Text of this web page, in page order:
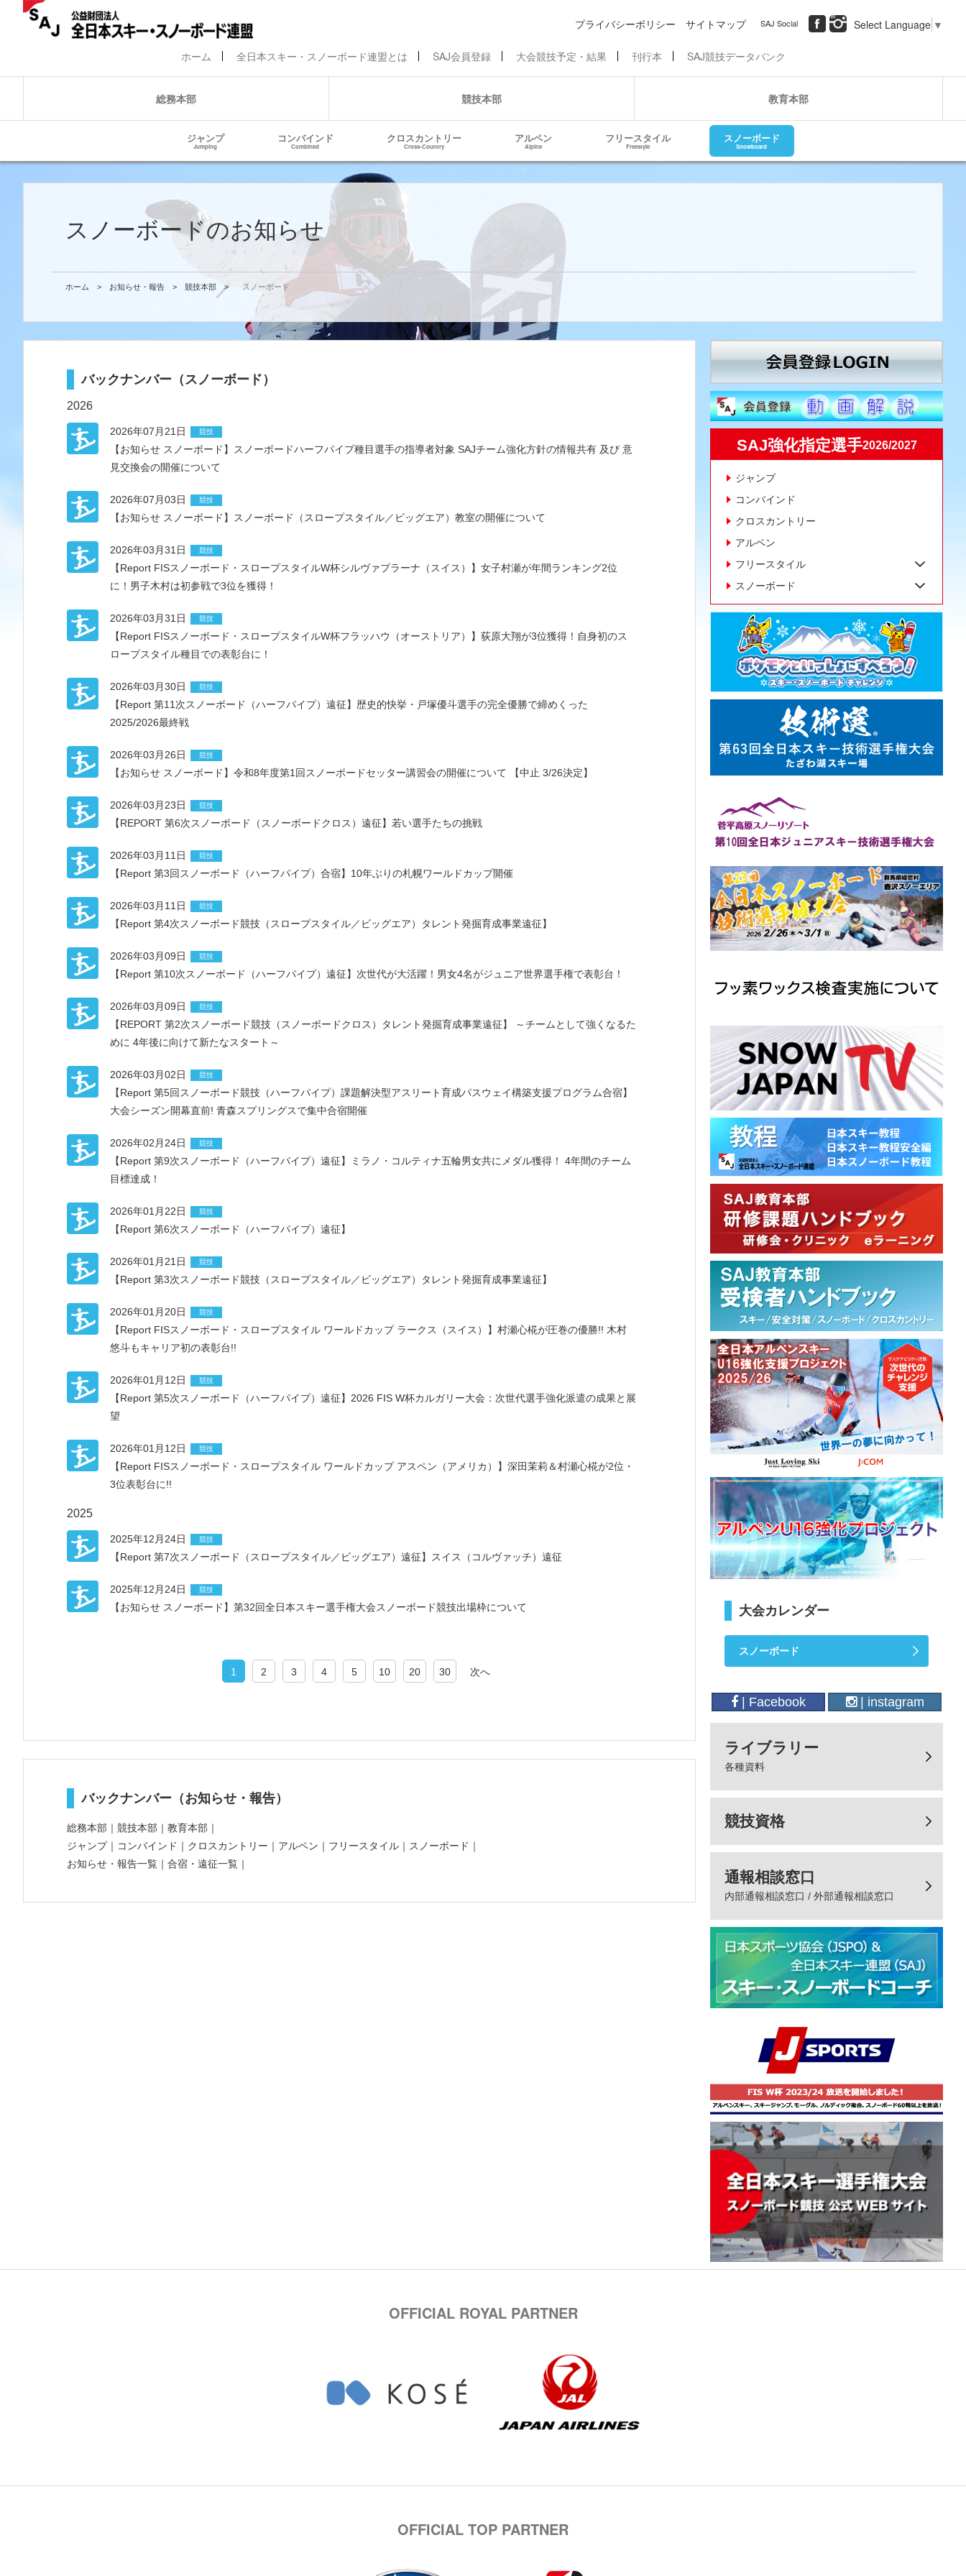
プライバシーポリシー サイトマップ SAJ Social Select Language ▼
ホーム 全日本スキー・スノーボード連盟とは SAJ会員登録 大会競技予定・結果 刊行本 SAJ競技データバンク
総務本部 競技本部 教育本部
ジャンプ
Jumping
コンバインド
Combined
クロスカントリー
Cross-Country
アルペン
Alpine
フリースタイル
Freestyle
スノーボード
Snowboard
スノーボードのお知らせ
ホーム > お知らせ・報告 > 競技本部 > スノーボード
バックナンバー（スノーボード）
2026
2026年07月21日 競技
【お知らせ スノーボード】スノーボードハーフパイプ種目選手の指導者対象 SAJチーム強化方針の情報共有 及び 意
見交換会の開催について
2026年07月03日 競技
【お知らせ スノーボード】スノーボード（スロープスタイル／ビッグエア）教室の開催について
2026年03月31日 競技
【Report FISスノーボード・スロープスタイルW杯シルヴァプラーナ（スイス）】女子村瀬が年間ランキング2位
に！男子木村は初参戦で3位を獲得！
2026年03月31日 競技
【Report FISスノーボード・スロープスタイルW杯フラッハウ（オーストリア）】荻原大翔が3位獲得！自身初のス
ロープスタイル種目での表彰台に！
2026年03月30日 競技
【Report 第11次スノーボード（ハーフパイプ）遠征】歴史的快挙・戸塚優斗選手の完全優勝で締めくった
2025/2026最終戦
2026年03月26日 競技
【お知らせ スノーボード】令和8年度第1回スノーボードセッター講習会の開催について 【中止 3/26決定】
2026年03月23日 競技
【REPORT 第6次スノーボード（スノーボードクロス）遠征】若い選手たちの挑戦
2026年03月11日 競技
【Report 第3回スノーボード（ハーフパイプ）合宿】10年ぶりの札幌ワールドカップ開催
2026年03月11日 競技
【Report 第4次スノーボード競技（スロープスタイル／ビッグエア）タレント発掘育成事業遠征】
2026年03月09日 競技
【Report 第10次スノーボード（ハーフパイプ）遠征】次世代が大活躍！男女4名がジュニア世界選手権で表彰台！
2026年03月09日 競技
【REPORT 第2次スノーボード競技（スノーボードクロス）タレント発掘育成事業遠征】 ～チームとして強くなるた
めに 4年後に向けて新たなスタート～
2026年03月02日 競技
【Report 第5回スノーボード競技（ハーフパイプ）課題解決型アスリート育成パスウェイ構築支援プログラム合宿】
大会シーズン開幕直前! 青森スプリングスで集中合宿開催
2026年02月24日 競技
【Report 第9次スノーボード（ハーフパイプ）遠征】ミラノ・コルティナ五輪男女共にメダル獲得！ 4年間のチーム
目標達成！
2026年01月22日 競技
【Report 第6次スノーボード（ハーフパイプ）遠征】
2026年01月21日 競技
【Report 第3次スノーボード競技（スロープスタイル／ビッグエア）タレント発掘育成事業遠征】
2026年01月20日 競技
【Report FISスノーボード・スロープスタイル ワールドカップ ラークス（スイス）】村瀬心椛が圧巻の優勝!! 木村
悠斗もキャリア初の表彰台!!
2026年01月12日 競技
【Report 第5次スノーボード（ハーフパイプ）遠征】2026 FIS W杯カルガリー大会：次世代選手強化派遣の成果と展
望
2026年01月12日 競技
【Report FISスノーボード・スロープスタイル ワールドカップ アスペン（アメリカ）】深田茉莉＆村瀬心椛が2位・
3位表彰台に!!
2025
2025年12月24日 競技
【Report 第7次スノーボード（スロープスタイル／ビッグエア）遠征】スイス（コルヴァッチ）遠征
2025年12月24日 競技
【お知らせ スノーボード】第32回全日本スキー選手権大会スノーボード競技出場枠について
1 2 3 4 5 10 20 30 次へ
バックナンバー（お知らせ・報告）
総務本部 ｜ 競技本部 ｜ 教育本部 ｜
ジャンプ｜ コンバインド ｜ クロスカントリー ｜ アルペン ｜ フリースタイル ｜ スノーボード ｜
お知らせ・報告一覧 ｜ 合宿・遠征一覧 ｜
SAJ強化指定選手2026/2027
ジャンプ
コンバインド
クロスカントリー
アルペン
フリースタイル
スノーボード
大会カレンダー
スノーボード
| Facebook | instagram
ライブラリー
各種資料
競技資格
通報相談窓口
内部通報相談窓口 / 外部通報相談窓口
OFFICIAL ROYAL PARTNER
OFFICIAL TOP PARTNER